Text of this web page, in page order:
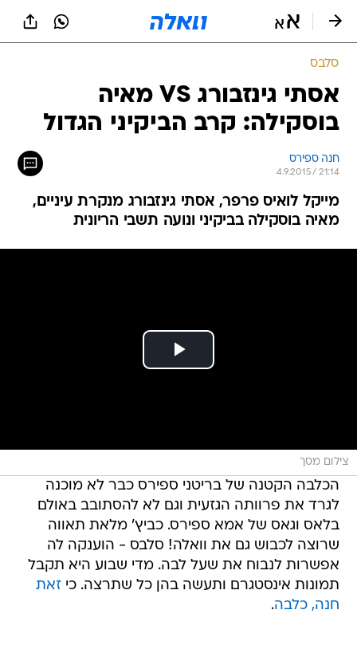
סלבס
אסתי גינזבורג VS מאיה
בוסקילה: קרב הביקיני הגדול
חנה ספירס
4.9.2015 / 21:14
מייקל לואיס פרפר, אסתי גינזבורג מנקרת עיניים,
מאיה בוסקילה בביקיני ונועה תשבי הריונית
צילום מסך
הכלבה הקטנה של בריטני ספירס כבר לא מוכנה
לגרד את פרוותה הגזעית וגם לא להסתובב באולם
בלאס וגאס של אמא ספירס. כביץ' מלאת תאווה
שרוצה לכבוש גם את וואלה! סלבס - הוענקה לה
אפשרות לנבוח את שעל לבה. מדי שבוע היא תקבל
תמונות אינסטגרם ותעשה בהן כל שתרצה. כיזאת
חנה, כלבה.